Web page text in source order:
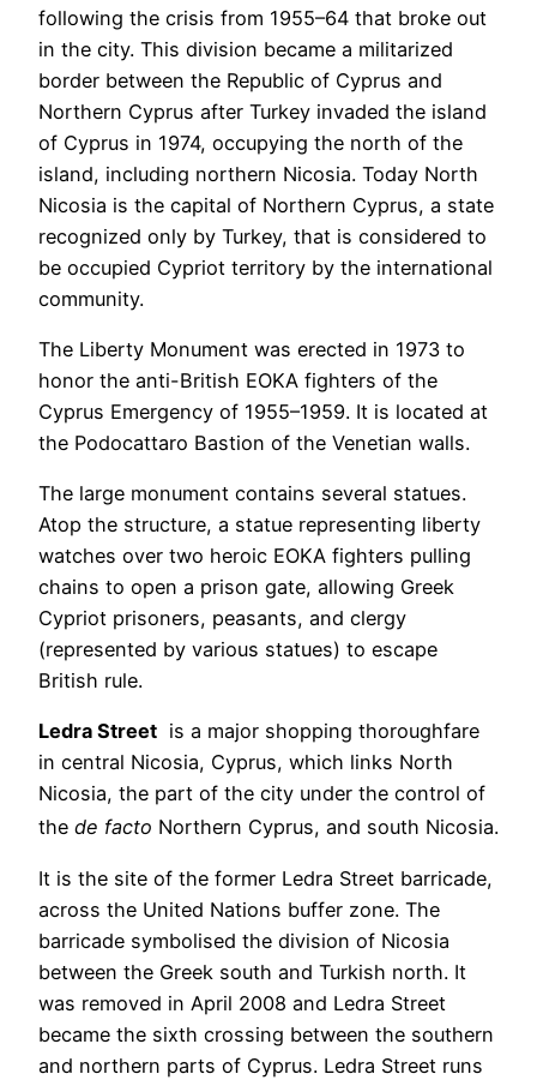
following the crisis from 1955–64 that broke out
in the city. This division became a militarized
border between the Republic of Cyprus and
Northern Cyprus after Turkey invaded the island
of Cyprus in 1974, occupying the north of the
island, including northern Nicosia. Today North
Nicosia is the capital of Northern Cyprus, a state
recognized only by Turkey, that is considered to
be occupied Cypriot territory by the international
community.
The Liberty Monument was erected in 1973 to
honor the anti-British EOKA fighters of the
Cyprus Emergency of 1955–1959. It is located at
the Podocattaro Bastion of the Venetian walls.
The large monument contains several statues.
Atop the structure, a statue representing liberty
watches over two heroic EOKA fighters pulling
chains to open a prison gate, allowing Greek
Cypriot prisoners, peasants, and clergy
(represented by various statues) to escape
British rule.
Ledra Street is a major shopping thoroughfare
in central Nicosia, Cyprus, which links North
Nicosia, the part of the city under the control of
the de facto Northern Cyprus, and south Nicosia.
It is the site of the former Ledra Street barricade,
across the United Nations buffer zone. The
barricade symbolised the division of Nicosia
between the Greek south and Turkish north. It
was removed in April 2008 and Ledra Street
became the sixth crossing between the southern
and northern parts of Cyprus. Ledra Street runs